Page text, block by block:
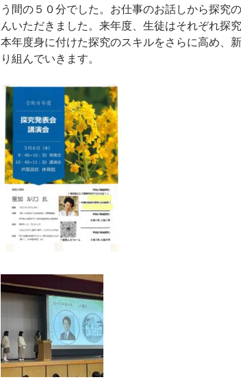
う間の５０分でした。お仕事のお話しから探究
んいただきました。来年度、生徒はそれぞれ探
本年度身に付けた探究のスキルをさらに高め、
り組んでいきます。